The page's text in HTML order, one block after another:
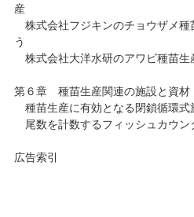
産
株式会社フジキンのチョウザメ種
う
株式会社大洋水研のアワビ種苗生
第６章 種苗生産関連の施設と資材
種苗生産に有効となる閉鎖循環式
尾数を計数するフィッシュカウン
広告索引